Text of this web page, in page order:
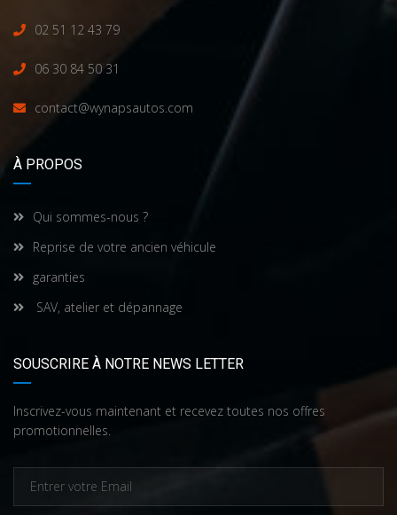
02 51 12 43 79
06 30 84 50 31
contact@wynapsautos.com
À PROPOS
Qui sommes-nous ?
Reprise de votre ancien véhicule
garanties
SAV, atelier et dépannage
SOUSCRIRE À NOTRE NEWS LETTER
Inscrivez-vous maintenant et recevez toutes nos offres
promotionnelles.